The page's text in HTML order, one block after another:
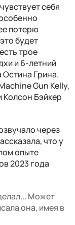
себя
потерю
будет
трое
и 6-летний
Грина.
Gun Kelly,
Колсон Бэйкер
через
что у
опыте
2023 года
Может
она, имея в